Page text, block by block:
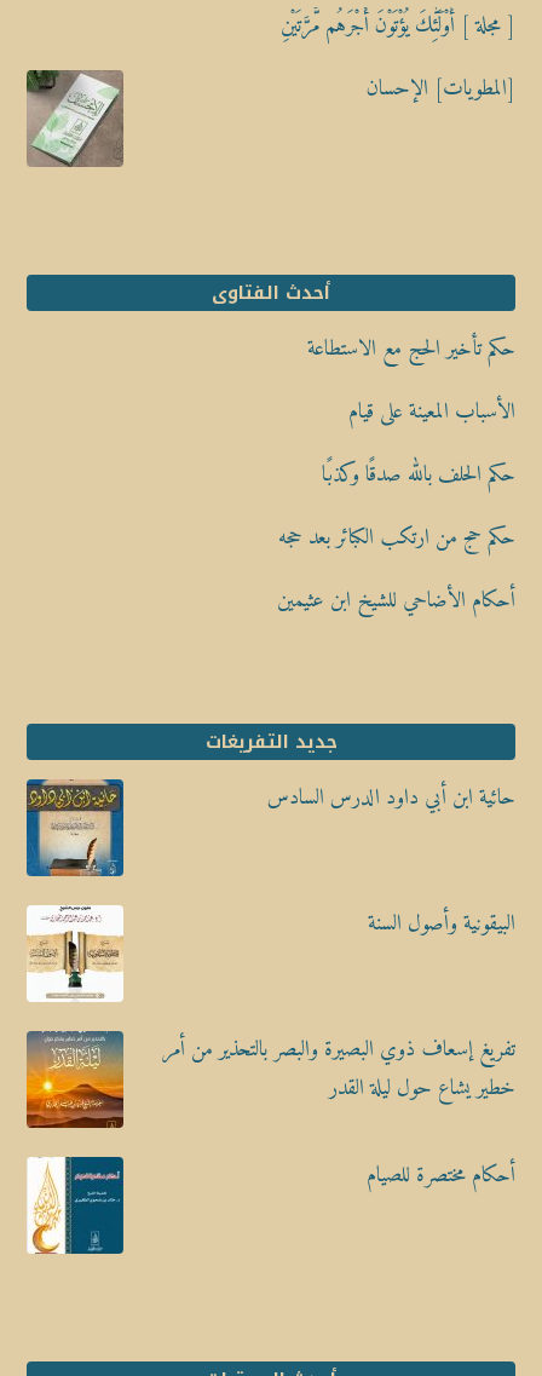
[ مجلة ] أُوْلَٰٓئِكَ يُؤْتَوْنَ أَجْرَهُم مَّرَّتَيْنِ
[المطويات] الإحسان
أحدث الفتاوى
حكم تأخير الحج مع الاستطاعة
الأسباب المعينة على قيام
حكم الحلف بالله صدقًا وكذبًا
حكم حج من ارتكب الكبائر بعد حجه
أحكام الأضاحي للشيخ ابن عثيمين
جديد التفريغات
حائية ابن أبي داود الدرس السادس
البيقونية وأصول السنة
تفريغ إسعاف ذوي البصيرة والبصر بالتحذير من أمر
خطير يشاع حول ليلة القدر
أحكام مختصرة للصيام